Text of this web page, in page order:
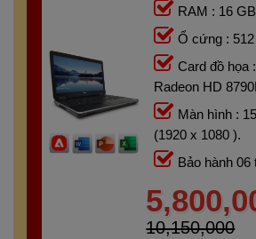
RAM : 16
Ổ cứng :
Card đồ họa
Radeon HD
Màn hình :
(1920 x 1080 ).
Bảo hành 06
10,150,000